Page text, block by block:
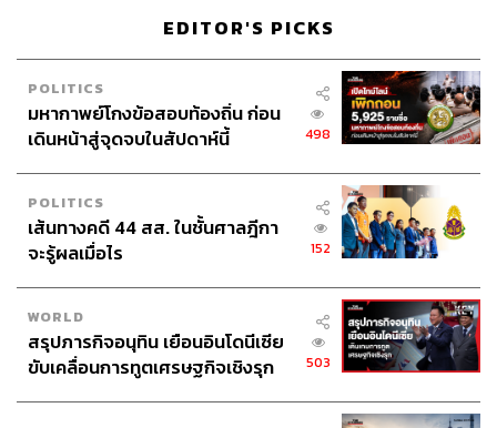
ถึงการขอยืมบุษบกจำลองจากพิพิธภัณฑสถานแห่งชาติ
พระนคร และลอมพอกจากพิพิธภัณฑสถานแห่งชาติ สมเด็จ
พระนารายณ์ จ.ลพบุรี มาจัดแสดงด้วย
EDITOR'S PICKS
POLITICS
มหากาพย์โกงข้อสอบท้องถิ่น ก่อน
เดินหน้าสู่จุดจบในสัปดาห์นี้
498
POLITICS
เส้นทางคดี 44 สส. ในชั้นศาลฎีกา
จะรู้ผลเมื่อไร
152
WORLD
สรุปภารกิจอนุทิน เยือนอินโดนีเซีย
ขับเคลื่อนการทูตเศรษฐกิจเชิงรุก
503